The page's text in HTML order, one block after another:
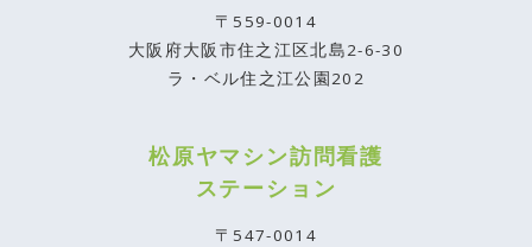
〒559-0014
大阪府大阪市住之江区北島2-6-30
ラ・ベル住之江公園202
松原ヤマシン訪問看護
ステーション
〒547-0014